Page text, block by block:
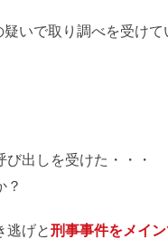
いで取り調べを受けて
出しを受けた・・・
？
逃げと刑事事件をメイ